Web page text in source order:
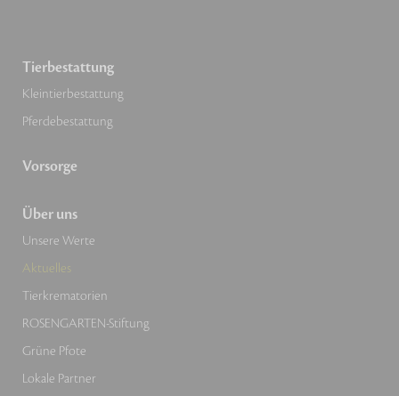
Tierbestattung
Kleintierbestattung
Pferdebestattung
Vorsorge
Über uns
Unsere Werte
Aktuelles
Tierkrematorien
ROSENGARTEN-Stiftung
Grüne Pfote
Lokale Partner